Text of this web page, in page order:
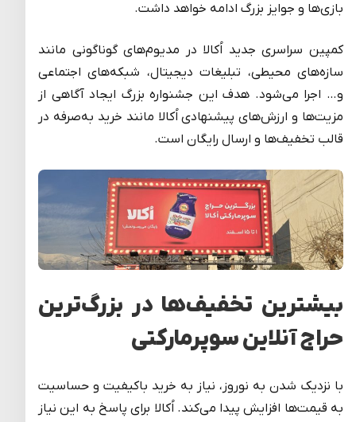
بازی‌ها و جوایز بزرگ ادامه خواهد داشت.
کمپین سراسری جدید اُکالا در مدیوم‌های گوناگونی مانند
سازه‌های محیطی، تبلیغات دیجیتال، شبکه‌های اجتماعی
و… اجرا می‌شود. هدف این جشنواره بزرگ ایجاد آگاهی از
مزیت‌ها و ارزش‌های پیشنهادی اُکالا مانند خرید به‌صرفه در
قالب تخفیف‌ها و ارسال رایگان است.
بیشترین تخفیف‌ها در بزرگ‌ترین
حراج آنلاین سوپرمارکتی
با نزدیک شدن به نوروز، نیاز به خرید باکیفیت و حساسیت
به قیمت‌ها افزایش پیدا می‌کند. اُکالا برای پاسخ به این نیاز